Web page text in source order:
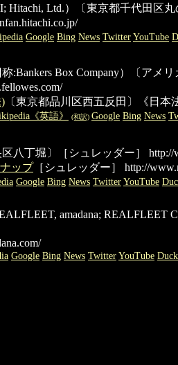
Hitachi, Ltd.）〔東京都千代田区
Google Bing News Twitter YouTube
称:Bankers Box Company）〔ア
〔東京都品川区西五反田〕《日本
《英語》 (和訳) Google Bing News
区八丁堀〕［シュレッダー］
http://
ップ［シュレッダー］ http://
Google Bing News Twitter YouTube
amadana; REALFLEET
Google Bing News Twitter YouTube